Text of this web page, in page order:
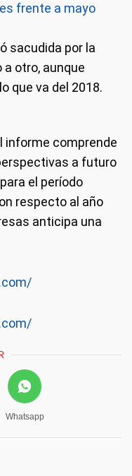
frente a mayo
sacudida por la
a otro, aunque
que va del 2018.
informe comprende
a futuro
el período
respecto al año
anticipa una
Whatsapp